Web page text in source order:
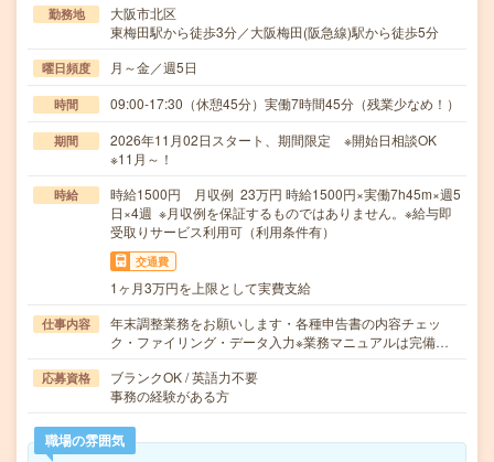
勤務地
大阪市北区
東梅田駅から徒歩3分／大阪梅田(阪急線)駅から徒歩5分
曜日頻度 月～金／週5日
時間 09:00-17:30（休憩45分）実働7時間45分（残業少なめ！）
期間
2026年11月02日スタート、期間限定 ※開始日相談OK
※11月～！
時給
時給1500円 月収例 23万円 時給1500円×実働7h45m×週5
日×4週 ※月収例を保証するものではありません。※給与即
受取りサービス利用可（利用条件有）
交通費
1ヶ月3万円を上限として実費支給
仕事内容
年末調整業務をお願いします・各種申告書の内容チェッ
ク・ファイリング・データ入力※業務マニュアルは完備…
応募資格
ブランクOK / 英語力不要
事務の経験がある方
職場の雰囲気